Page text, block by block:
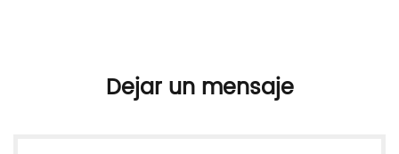
Dejar un mensaje